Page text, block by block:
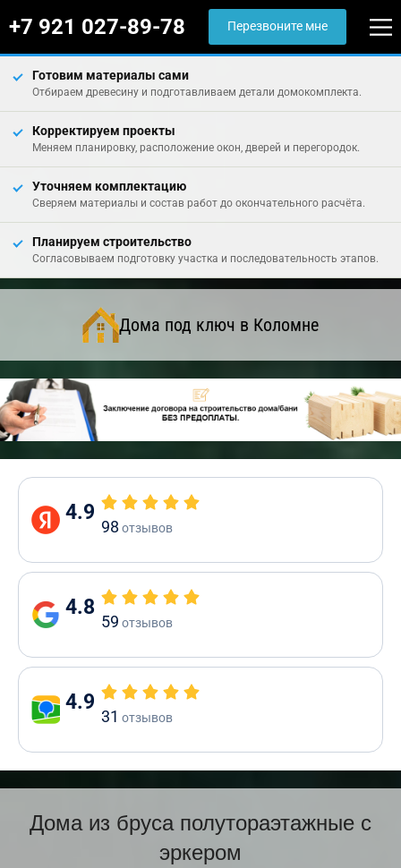
+7 921 027-89-78 Перезвоните мне
Готовим материалы сами
Отбираем древесину и подготавливаем детали домокомплекта.
Корректируем проекты
Меняем планировку, расположение окон, дверей и перегородок.
Уточняем комплектацию
Сверяем материалы и состав работ до окончательного расчёта.
Планируем строительство
Согласовываем подготовку участка и последовательность этапов.
Дома под ключ в Коломне
4.9
98 отзывов
4.8
59 отзывов
4.9
31 отзывов
Дома из бруса полутораэтажные с
эркером